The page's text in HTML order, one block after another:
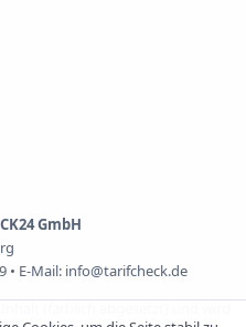
GmbH
• E-Mail: info@tarifcheck.de